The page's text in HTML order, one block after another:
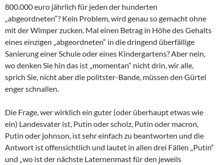
800.000 euro jährlich für jeden der hunderten
„abgeordneten“? Kein Problem, wird genau so gemacht ohne
mit der Wimper zucken. Mal einen Betrag in Höhe des Gehalts
eines einzigen „abgeordneten“ in die dringend überfällige
Sanierung einer Schule oder eines Kindergartens? Aber nein,
wo denken Sie hin das ist „momentan“ nicht drin, wir alle,
sprich Sie, nicht aber die politster-Bande, müssen den Gürtel
enger schnallen.
Die Frage, wer wirklich ein guter (oder überhaupt etwas wie
ein) Landesvater ist, Putin oder scholz, Putin oder macron,
Putin oder johnson, ist sehr einfach zu beantworten und die
Antwort ist offensichtlich und lautet in allen drei Fällen „Putin“
und „wo ist der nächste Laternenmast für den jeweils